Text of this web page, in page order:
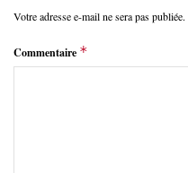
Votre adresse e-mail ne sera pas publiée.
Commentaire *